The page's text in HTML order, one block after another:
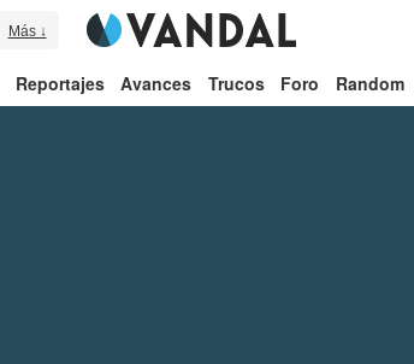
Más ↓
Reportajes Avances Trucos Foro Random